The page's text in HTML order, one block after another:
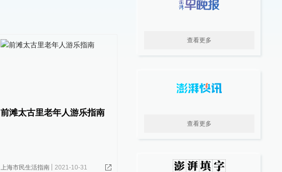
前滩太古里老年人游乐指南
上海市民生活指南 2021-10-31
查看更多
查看更多